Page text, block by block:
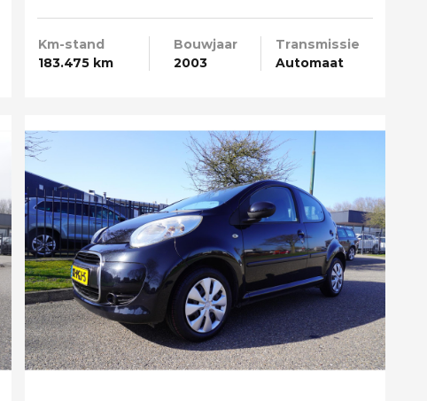
Km-stand
183.475 km
Bouwjaar
2003
Transmissie
Automaat